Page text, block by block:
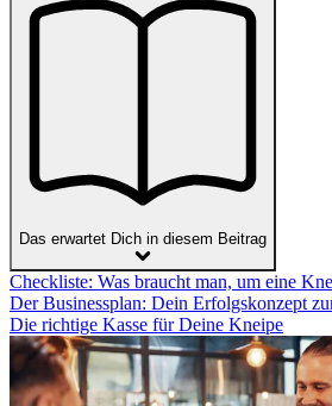
Das erwartet Dich in diesem Beitrag
Checkliste: Was braucht man, um eine
Der Businessplan: Dein Erfolgskonzept
Die richtige Kasse für Deine Kneipe